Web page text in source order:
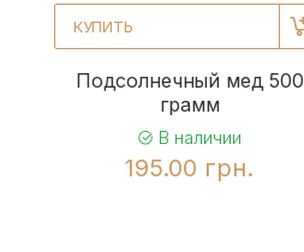
КУПИТЬ
Подсолнечный мед 500
грамм
В наличии
195.00 грн.